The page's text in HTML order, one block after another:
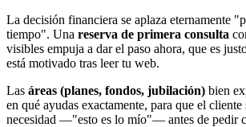
La decisión financiera se aplaza eternamente
tiempo". Una reserva de primera consulta
visibles empuja a dar el paso ahora, que es
está motivado tras leer tu web.
Las áreas (planes, fondos, jubilación) bien
en qué ayudas exactamente, para que el
necesidad —"esto es lo mío"— antes de pedir